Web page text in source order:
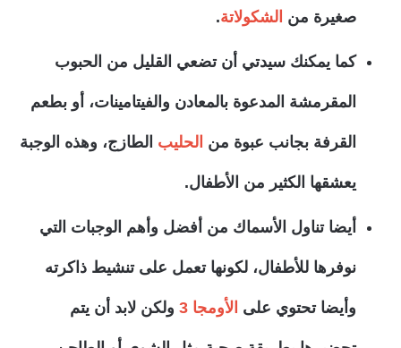
صغيرة من الشكولاتة.
كما يمكنك سيدتي أن تضعي القليل من الحبوب
المقرمشة المدعوة بالمعادن والفيتامينات، أو بطعم
القرفة بجانب عبوة من الحليب الطازج، وهذه الوجبة
يعشقها الكثير من الأطفال.
أيضا تناول الأسماك من أفضل وأهم الوجبات التي
نوفرها للأطفال، لكونها تعمل على تنشيط ذاكرته
وأيضا تحتوي على الأومجا 3 ولكن لابد أن يتم